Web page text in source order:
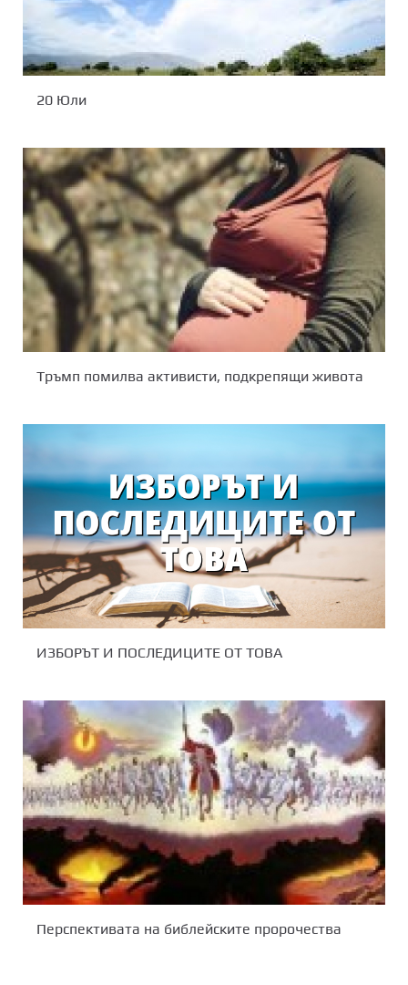
20 Юли
Тръмп помилва активисти, подкрепящи живота
ИЗБОРЪТ И ПОСЛЕДИЦИТЕ ОТ ТОВА
Перспективата на библейските пророчества